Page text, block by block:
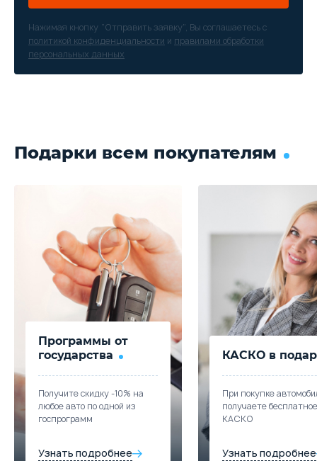
Нажимая кнопку “Отправить заявку”, Вы соглашаетесь с
политикой конфиденциальности и правилами обработки
персональных данных
Подарки всем покупателям
Программы от
государства
Получите скидку -10% на
любое авто по одной из
госпрограмм
Узнать подробнее
КАСКО в
При покупке
получаете бесплатное
КАСКО
Узнать подробнее